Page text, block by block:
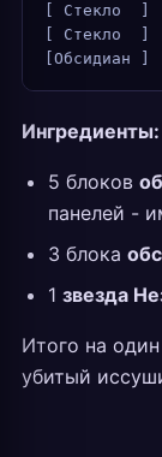
[ Стекло
[ Стекло  ]
[Обсидиан
Ингредиенты:
5 блоков
панелей -
3 блока
1 звезда
Итого на
убитый